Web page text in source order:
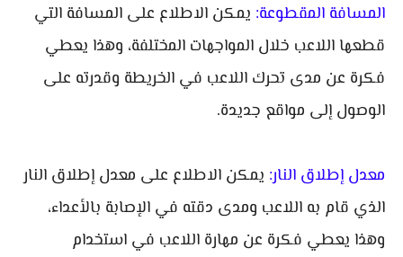
المسافة المقطوعة: يمكن الاطلاع على المسافة التي
قطعها اللاعب خلال المواجهات المختلفة، وهذا يعطي
فكرة عن مدى تحرك اللاعب في الخريطة وقدرته على
الوصول إلى مواقع جديدة.
معدل إطلاق النار: يمكن الاطلاع على معدل إطلاق النار
الذي قام به اللاعب ومدى دقته في الإصابة بالأعداء،
وهذا يعطي فكرة عن مهارة اللاعب في استخدام